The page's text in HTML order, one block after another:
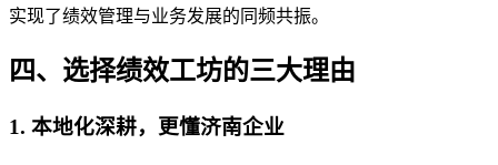
实现了绩效管理与业务发展的同频共振。
四、选择绩效工坊的三大理由
1. 本地化深耕，更懂济南企业